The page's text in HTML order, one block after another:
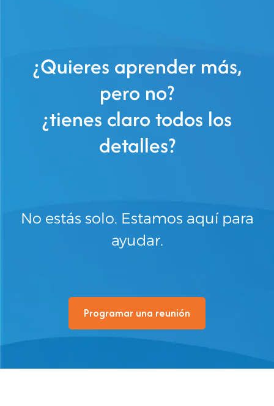
¿Quieres aprender más,
pero no?
¿tienes claro todos los
detalles?
No estás solo. Estamos aquí para
ayudar.
Programar una reunión